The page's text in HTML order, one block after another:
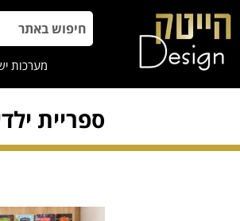
מערכות
ספריית